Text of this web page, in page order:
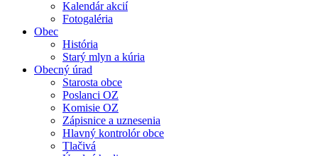
Kalendár akcií
Fotogaléria
Obec
História
Starý mlyn a kúria
Obecný úrad
Starosta obce
Poslanci OZ
Komisie OZ
Zápisnice a uznesenia
Hlavný kontrolór obce
Tlačivá